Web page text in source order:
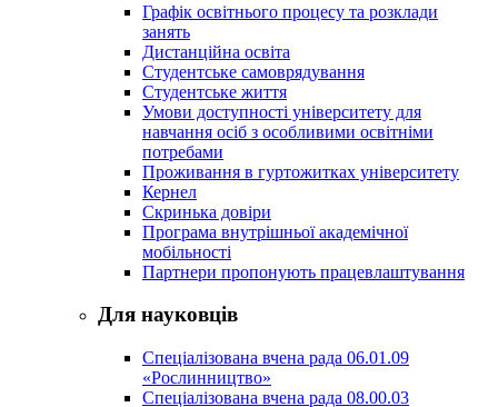
Графік освітнього процесу та розклади
занять
Дистанційна освіта
Студентське самоврядування
Студентське життя
Умови доступності університету для
навчання осіб з особливими освітніми
потребами
Проживання в гуртожитках університету
Кернел
Скринька довіри
Програма внутрішньої академічної
мобільності
Партнери пропонують працевлаштування
Для науковців
Спеціалізована вчена рада 06.01.09
«Рослинництво»
Спеціалізована вчена рада 08.00.03